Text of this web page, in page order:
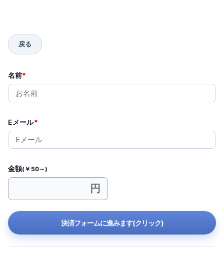
名前*
Eメール*
金額(￥50～)
決済フォームに進みます(クリック)